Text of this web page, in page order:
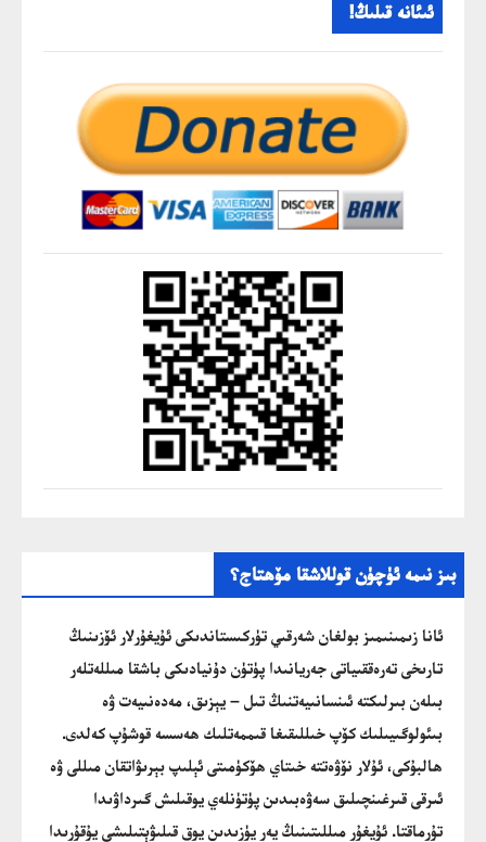
ئىئانە قىلىڭ!
بىز نىمە ئۈچۈن قوللاشقا مۆھتاج؟
ئانا زىمىنىمىز بولغان شەرقىي تۈركىستاندىكى ئۇيغۇرلار ئۆزىنىڭ
تارىخى تەرەققىياتى جەريانىدا پۈتۈن دۇنيادىكى باشقا مىللەتلەر
بىلەن بىرلىكتە ئىنسانىيەتنىڭ تىل – يېزىق، مەدەنىيەت ۋە
بىئولوگىيىلىك كۆپ خىللىقىغا قىممەتلىك ھەسسە قوشۇپ كەلدى.
ھالبۇكى، ئۇلار نۆۋەتتە خىتاي ھۆكۈمىتى ئېلىپ بېرىۋاتقان مىللى ۋە
ئىرقى قىرغىنچىلىق سەۋەبىدىن پۈتۈنلەي يوقىلىش گىرداۋىدا
تۇرماقتا. ئۇيغۇر مىللىتىنىڭ يەر يۈزىدىن يوق قىلىۋېتىلىشى يۇقۇرىدا